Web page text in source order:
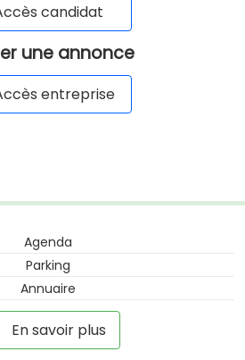
candidat
une annonce
entreprise
Agenda
Parking
Annuaire
En savoir plus